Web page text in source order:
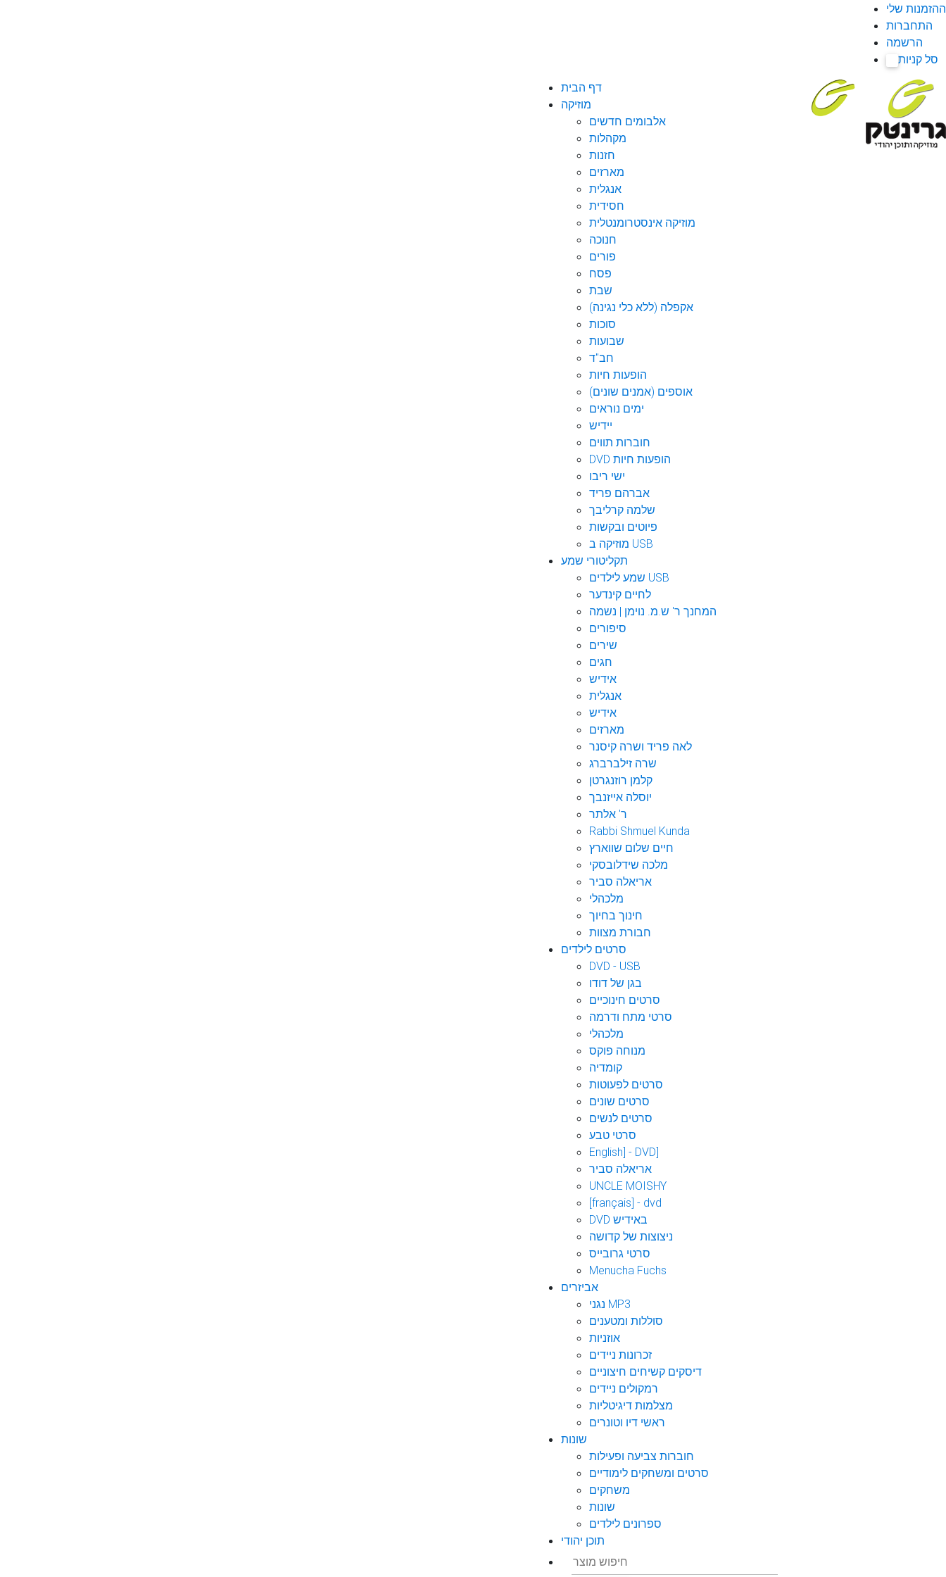
ההזמנות שלי
התחברות
הרשמה
סל קניות
דף הבית
מוזיקה
אלבומים חדשים
מקהלות
חזנות
מארזים
אנגלית
חסידית
מוזיקה אינסטרומנטלית
חנוכה
פורים
פסח
שבת
אקפלה (ללא כלי נגינה)
סוכות
שבועות
חב"ד
הופעות חיות
אוספים (אמנים שונים)
ימים נוראים
יידיש
חוברות תווים
DVD הופעות חיות
ישי ריבו
אברהם פריד
שלמה קרליבך
פיוטים ובקשות
מוזיקה ב USB
תקליטורי שמע
שמע לילדים USB
לחיים קינדער
המחנך ר' ש.מ. נוימן | נשמה
סיפורים
שירים
חגים
אידיש
אנגלית
אידיש
מארזים
לאה פריד ושרה קיסנר
שרה זילברברג
קלמן רוזנגרטן
יוסלה אייזנבך
ר' אלתר
Rabbi Shmuel Kunda
חיים שלום שווארץ
מלכה שידלובסקי
אריאלה סביר
מלכהלי
חינוך בחיוך
חבורת מצוות
סרטים לילדים
DVD - USB
בגן של דודו
סרטים חינוכיים
סרטי מתח ודרמה
מלכהלי
מנוחה פוקס
קומדיה
סרטים לפעוטות
סרטים שונים
סרטים לנשים
סרטי טבע
English] - DVD]
אריאלה סביר
UNCLE MOISHY
[français] - dvd
DVD באידיש
ניצוצות של קדושה
סרטי גרובייס
Menucha Fuchs
אביזרים
נגני MP3
סוללות ומטענים
אוזניות
זכרונות ניידים
דיסקים קשיחים חיצוניים
רמקולים ניידים
מצלמות דיגיטליות
ראשי דיו וטונרים
שונות
חוברות צביעה ופעילות
סרטים ומשחקים לימודיים
משחקים
שונות
ספרונים לילדים
תוכן יהודי